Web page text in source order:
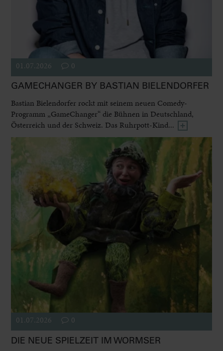
01.07.2026 0
GAMECHANGER BY BASTIAN BIELENDORFER
Bastian Bielendorfer rockt mit seinem neuen Comedy-
Programm „GameChanger“ die Bühnen in Deutschland,
Österreich und der Schweiz. Das Ruhrpott-Kind...
01.07.2026 0
DIE NEUE SPIELZEIT IM WORMSER